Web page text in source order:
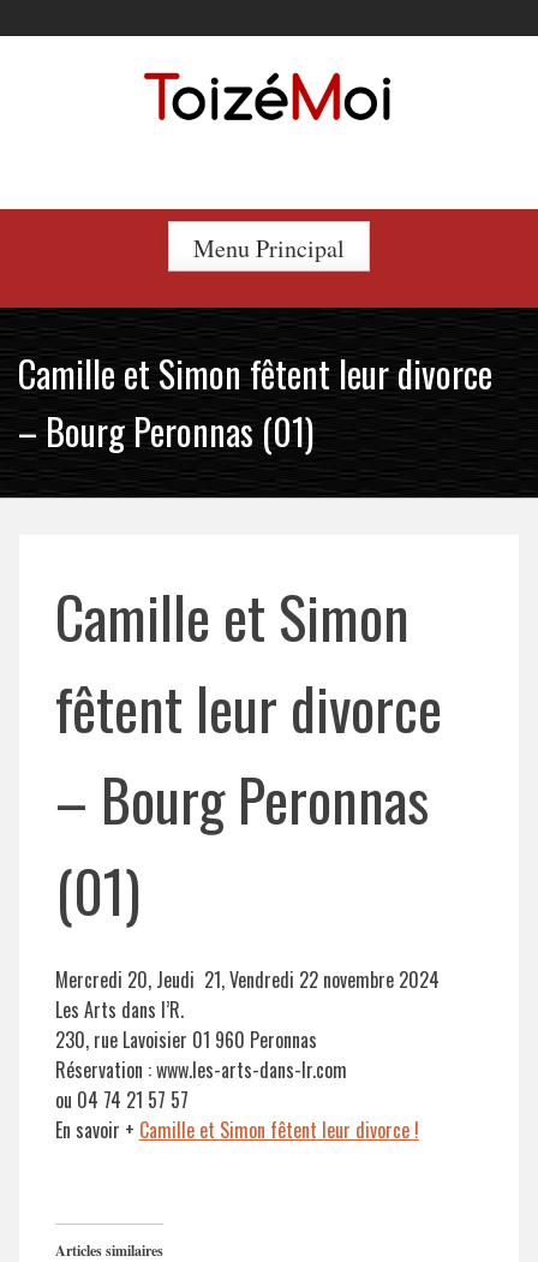
to
Menu Principal
Camille et Simon fêtent leur divorce
– Bourg Peronnas (01)
Camille et Simon
fêtent leur divorce
– Bourg Peronnas
(01)
Mercredi 20, Jeudi 21, Vendredi 22 novembre 2024
Les Arts dans l’R.
230, rue Lavoisier 01 960 Peronnas
Réservation : www.les-arts-dans-lr.com
ou 04 74 21 57 57
En savoir + Camille et Simon fêtent leur divorce !
Articles similaires